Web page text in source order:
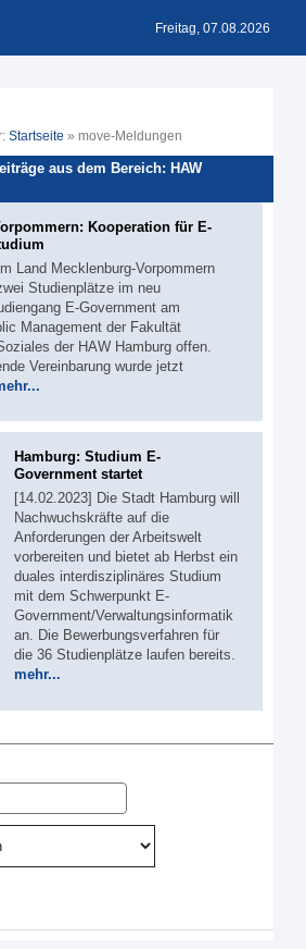
Freitag, 07.08.2026
Startseite » move-Meldungen
aus dem Bereich: HAW
Kooperation für E-
Land Mecklenburg-Vorpommern
Studienplätze im neu
E-Government am
Management der Fakultät
der HAW Hamburg offen.
Vereinbarung wurde jetzt
Hamburg: Studium E-
Government startet
[14.02.2023] Die Stadt Hamburg will
Nachwuchskräfte auf die
Anforderungen der Arbeitswelt
vorbereiten und bietet ab Herbst ein
duales interdisziplinäres Studium
mit dem Schwerpunkt E-
Government/Verwaltungsinformatik
an. Die Bewerbungsverfahren für
die 36 Studienplätze laufen bereits.
mehr...